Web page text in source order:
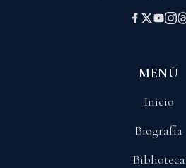
MENÚ
Inicio
Biografía
Biblioteca